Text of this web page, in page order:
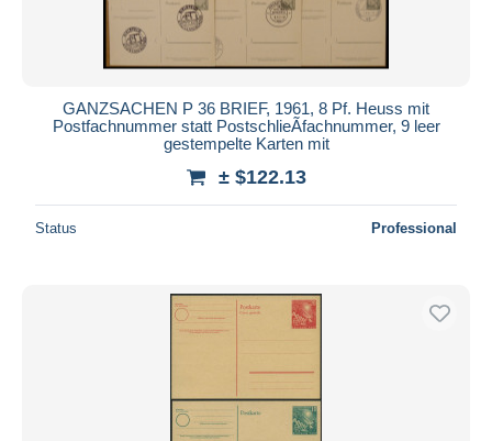
GANZSACHEN P 36 BRIEF, 1961, 8 Pf. Heuss mit
Postfachnummer statt PostschlieÃfachnummer, 9 leer
gestempelte Karten mit
± $122.13
Status Professional